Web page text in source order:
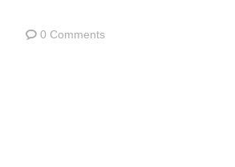
0 Comments